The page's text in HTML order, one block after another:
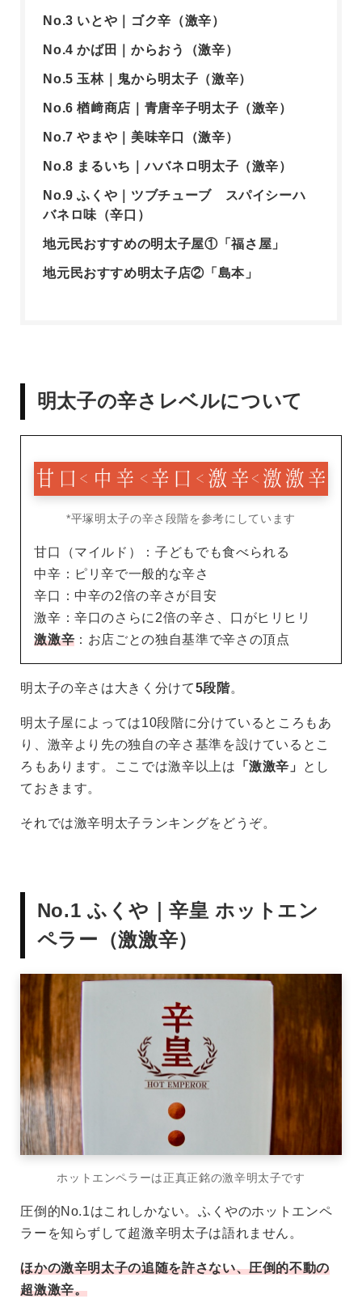
No.3 いとや｜ゴク辛（激辛）
No.4 かば田｜からおう（激辛）
No.5 玉林｜鬼から明太子（激辛）
No.6 楢﨑商店｜青唐辛子明太子（激辛）
No.7 やまや｜美味辛口（激辛）
No.8 まるいち｜ハバネロ明太子（激辛）
No.9 ふくや｜ツブチューブ スパイシーハ
バネロ味（辛口）
地元民おすすめの明太子屋①「福さ屋」
地元民おすすめ明太子店②「島本」
明太子の辛さレベルについて
*平塚明太子の辛さ段階を参考にしています
甘口（マイルド）：子どもでも食べられる
中辛：ピリ辛で一般的な辛さ
辛口：中辛の2倍の辛さが目安
激辛：辛口のさらに2倍の辛さ、口がヒリヒリ
激激辛 ：お店ごとの独自基準で辛さの頂点
明太子の辛さは大きく分けて5段階。
明太子屋によっては10段階に分けているところもあ
り、激辛より先の独自の辛さ基準を設けているとこ
ろもあります。ここでは激辛以上は 「激激辛」
とし
ておきます。
それでは激辛明太子ランキングをどうぞ。
No.1 ふくや｜辛皇 ホットエン
ペラー（激激辛）
ホットエンペラーは正真正銘の激辛明太子です
圧倒的No.1はこれしかない。ふくやのホットエンペ
ラーを知らずして超激辛明太子は語れません。
ほかの激辛明太子の追随を許さない、圧倒的不動の
超激激辛。